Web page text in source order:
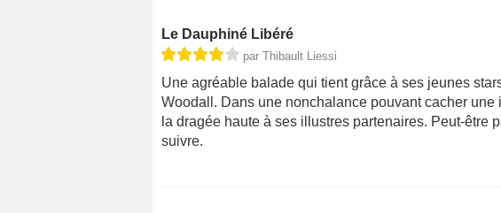
Le Dauphiné Libéré
par Thibault Liessi
Une agréable balade qui tient grâce à ses jeunes
Woodall. Dans une nonchalance pouvant cacher une
la dragée haute à ses illustres partenaires. Peut-être
suivre.